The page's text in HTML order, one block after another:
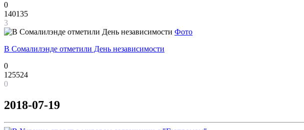
0
140135
3
Фото
В Сомалилэнде отметили День независимости
0
125524
0
2018-07-19